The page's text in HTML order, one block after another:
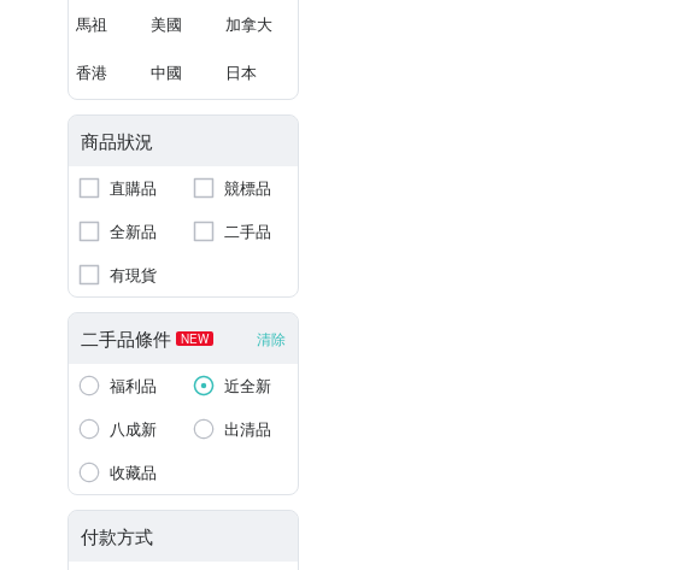
馬祖 美國 加拿大
香港 中國 日本
商品狀況
直購品
競標品
全新品
二手品
有現貨
二手品條件 NEW 清除
福利品
近全新
八成新
出清品
收藏品
付款方式